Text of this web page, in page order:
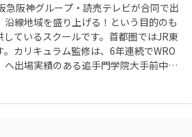
阪神グループ・読売テレビが合同で出
線地域を盛り上げる！という目的のも
ているスクールです。首都圏ではJR東
カリキュラム監修は、6年連続でWRO
へ出場実績のある追手門学院大手前中
田哲也氏。しっかりとしたカリキュラ
完全に自由なロボットが制作できるの
どもの興味・関心に合わせた学習がで